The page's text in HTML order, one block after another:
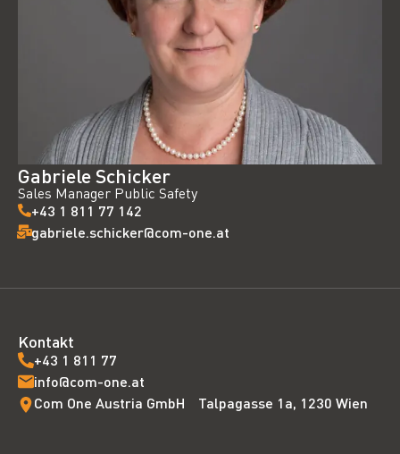
Gabriele Schicker
Sales Manager Public Safety
+43 1 811 77 142
gabriele.schicker@com-one.at
Kontakt
+43 1 811 77
info@com-one.at
Com One Austria GmbH Talpagasse 1a, 1230 Wien